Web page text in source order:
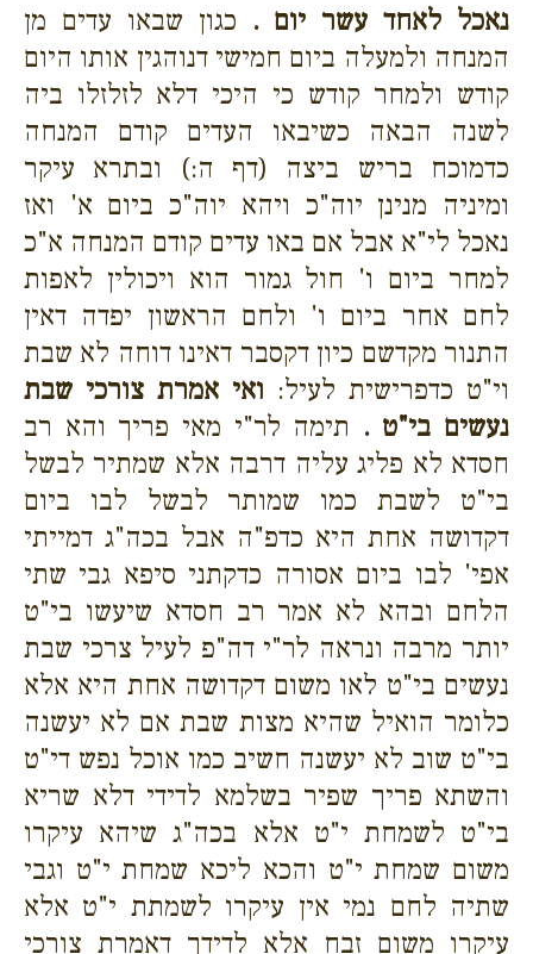
נאכל לאחד עשר יום . כגון שבאו עדים מן
המנחה ולמעלה ביום חמישי דנוהגין אותו היום
קודש ולמחר קודש כי היכי דלא לזלזלו ביה
לשנה הבאה כשיבאו העדים קודם המנחה
כדמוכח בריש ביצה (דף ה:) ובתרא עיקר
ומיניה מנינן יוה"כ ויהא יוה"כ ביום א' ואז
נאכל לי"א אבל אם באו עדים קודם המנחה א"כ
למחר ביום ו' חול גמור הוא ויכולין לאפות
לחם אחר ביום ו' ולחם הראשון יפדה דאין
התנור מקדשם כיון דקסבר דאינו דוחה לא שבת
וי"ט כדפרישית לעיל: ואי אמרת צורכי שבת
נעשים בי"ט . תימה לר"י מאי פריך והא רב
חסדא לא פליג עליה דרבה אלא שמתיר לבשל
בי"ט לשבת כמו שמותר לבשל לבו ביום
דקדושה אחת היא כדפ"ה אבל בכה"ג דמייתי
אפי' לבו ביום אסורה כדקתני סיפא גבי שתי
הלחם ובהא לא אמר רב חסדא שיעשו בי"ט
יותר מרבה ונראה לר"י דה"פ לעיל צרכי שבת
נעשים בי"ט לאו משום דקדושה אחת היא אלא
כלומר הואיל שהיא מצות שבת אם לא יעשנה
בי"ט שוב לא יעשנה חשיב כמו אוכל נפש די"ט
והשתא פריך שפיר בשלמא לדידי דלא שריא
בי"ט לשמחת י"ט אלא בכה"ג שיהא עיקרו
משום שמחת י"ט והכא ליכא שמחת י"ט וגבי
שתיה לחם נמי אין עיקרו לשמתת י"ט אלא
עיקרו משום זבח אלא לדידך דאמרת צורכי